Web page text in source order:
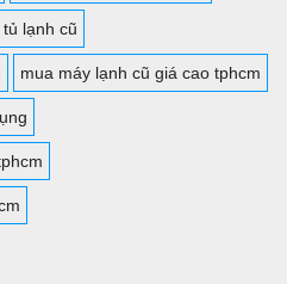
tủ lạnh cũ
mua máy lạnh cũ giá cao tphcm